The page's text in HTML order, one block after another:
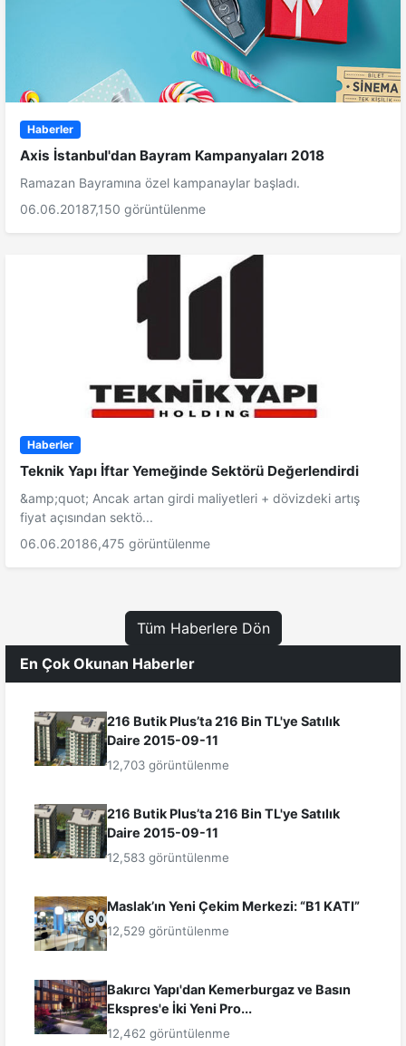
Haberler
Axis İstanbul'dan Bayram Kampanyaları 2018
Ramazan Bayramına özel kampanaylar başladı.
06.06.20187,150 görüntülenme
Haberler
Teknik Yapı İftar Yemeğinde Sektörü Değerlendirdi
&amp;quot; Ancak artan girdi maliyetleri + dövizdeki artış
fiyat açısından sektö...
06.06.20186,475 görüntülenme
Tüm Haberlere Dön
En Çok Okunan Haberler
216 Butik Plus’ta 216 Bin TL'ye Satılık
Daire 2015-09-11
12,703 görüntülenme
216 Butik Plus’ta 216 Bin TL'ye Satılık
Daire 2015-09-11
12,583 görüntülenme
Maslak’ın Yeni Çekim Merkezi: “B1 KATI”
12,529 görüntülenme
Bakırcı Yapı'dan Kemerburgaz ve Basın
Ekspres'e İki Yeni Pro...
12,462 görüntülenme